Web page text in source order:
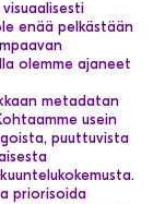
enää pelkästään
olemme ajaneet
metadatan
usein
puuttuvista
priorisoida